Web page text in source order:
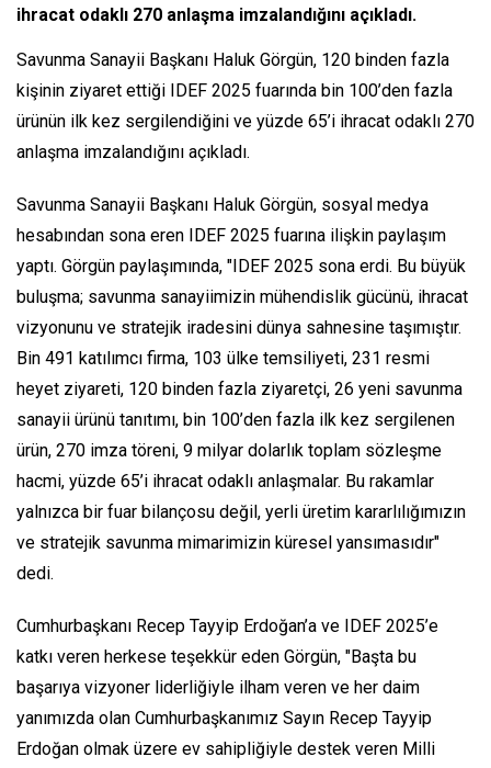
ihracat odaklı 270 anlaşma imzalandığını açıkladı.
Savunma Sanayii Başkanı Haluk Görgün, 120 binden fazla
kişinin ziyaret ettiği IDEF 2025 fuarında bin 100’den fazla
ürünün ilk kez sergilendiğini ve yüzde 65’i ihracat odaklı 270
anlaşma imzalandığını açıkladı.
Savunma Sanayii Başkanı Haluk Görgün, sosyal medya
hesabından sona eren IDEF 2025 fuarına ilişkin paylaşım
yaptı. Görgün paylaşımında, "IDEF 2025 sona erdi. Bu büyük
buluşma; savunma sanayiimizin mühendislik gücünü, ihracat
vizyonunu ve stratejik iradesini dünya sahnesine taşımıştır.
Bin 491 katılımcı firma, 103 ülke temsiliyeti, 231 resmi
heyet ziyareti, 120 binden fazla ziyaretçi, 26 yeni savunma
sanayii ürünü tanıtımı, bin 100’den fazla ilk kez sergilenen
ürün, 270 imza töreni, 9 milyar dolarlık toplam sözleşme
hacmi, yüzde 65’i ihracat odaklı anlaşmalar. Bu rakamlar
yalnızca bir fuar bilançosu değil, yerli üretim kararlılığımızın
ve stratejik savunma mimarimizin küresel yansımasıdır"
dedi.
Cumhurbaşkanı Recep Tayyip Erdoğan’a ve IDEF 2025’e
katkı veren herkese teşekkür eden Görgün, "Başta bu
başarıya vizyoner liderliğiyle ilham veren ve her daim
yanımızda olan Cumhurbaşkanımız Sayın Recep Tayyip
Erdoğan olmak üzere ev sahipliğiyle destek veren Milli